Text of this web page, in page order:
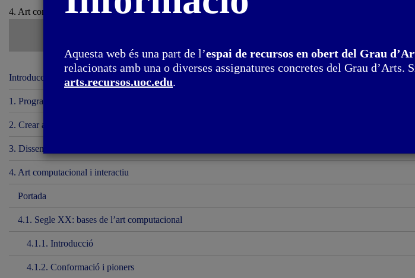
4. Art computacional i interactiu / 4.1. Segle XX: bases de l’art computacional
Introducció
1. Programari
2. Crear amb codi
3. Disseny i programació
4. Art computacional i interactiu
Portada
4.1. Segle XX: bases de l’art computacional
4.1.1. Introducció
4.1.2. Conformació i pioners
Aquesta web és una part de l’espai de recursos en obert del Grau
relacionats amb una o diverses assignatures concretes del Grau
arts.recursos.uoc.edu.